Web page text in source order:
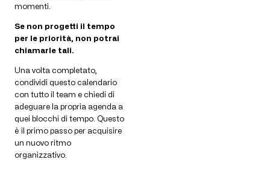
momenti.
Se non progetti il tempo
per le priorità, non potrai
chiamarle tali.
Una volta completato,
condividi questo calendario
con tutto il team e chiedi di
adeguare la propria agenda a
quei blocchi di tempo. Questo
è il primo passo per acquisire
un nuovo ritmo
organizzativo.